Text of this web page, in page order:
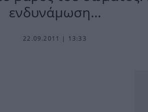
ενδυνάμωση…
22.09.2011 | 13:33